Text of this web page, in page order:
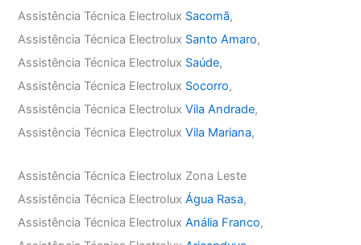
Assistência Técnica Electrolux Sacomã,
Assistência Técnica Electrolux Santo Amaro,
Assistência Técnica Electrolux Saúde,
Assistência Técnica Electrolux Socorro,
Assistência Técnica ElectroluxVila Andrade,
Assistência Técnica ElectroluxVila Mariana,
Assistência Técnica Electrolux Zona Leste
Assistência Técnica ElectroluxÁgua Rasa,
Assistência Técnica ElectroluxAnália Franco,